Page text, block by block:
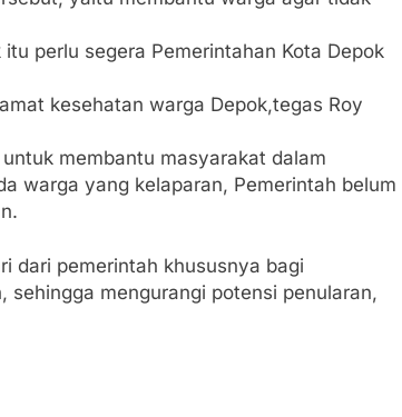
perlu segera Pemerintahan Kota Depok
kesehatan warga Depok,tegas Roy
membantu masyarakat dalam
warga yang kelaparan, Pemerintah belum
dari pemerintah khususnya bagi
mengurangi potensi penularan,